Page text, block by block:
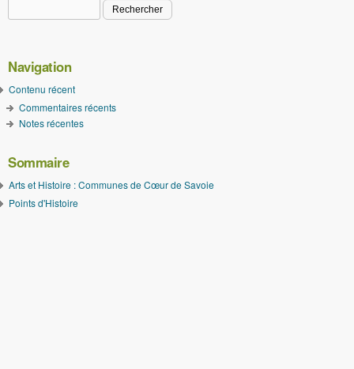
Formulaire de recherche
Navigation
Contenu récent
Commentaires récents
Notes récentes
Sommaire
Arts et Histoire : Communes de Cœur de Savoie
Points d'Histoire